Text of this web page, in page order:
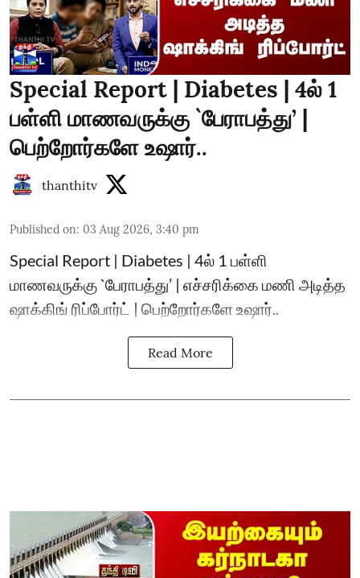
Special Report | Diabetes | 4ல் 1
பள்ளி மாணவருக்கு `பேராபத்து’ |
பெற்றோர்களே உஷார்..
thanthitv
Published on: 03 Aug 2026, 3:40 pm
Special Report | Diabetes | 4ல் 1 பள்ளி
மாணவருக்கு `பேராபத்து’ | எச்சரிக்கை மணி அடித்த
ஷாக்கிங் ரிப்போர்ட் | பெற்றோர்களே உஷார்..
Read More